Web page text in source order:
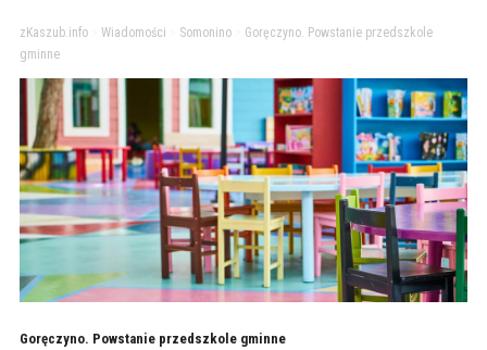
zKaszub.info> Wiadomości Somonino> Goręczyno. Powstanie przedszkole
gminne
Goręczyno. Powstanie przedszkole gminne